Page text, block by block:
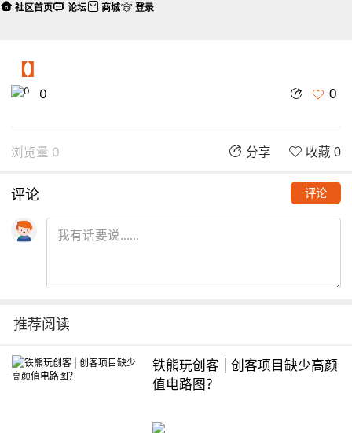
【】
0 0
浏览量 0 分享 收藏 0
评论 评论
推荐阅读
铁熊玩创客 | 创客项目缺少高颜
值电路图？
社区首页 论坛 商城 登录